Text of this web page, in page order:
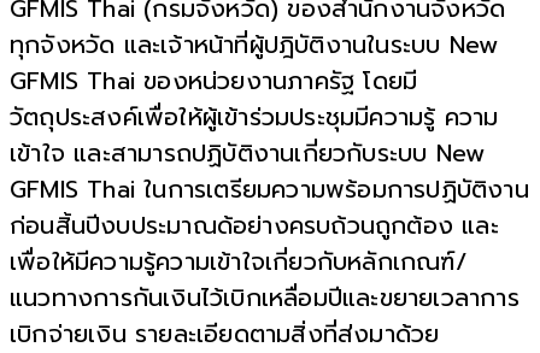
GFMIS Thai (กรมจังหวัด) ของสำนักงานจังหวัด
ทุกจังหวัด และเจ้าหน้าที่ผู้ปฎิบัติงานในระบบ New
GFMIS Thai ของหน่วยงานภาครัฐ โดยมี
วัตถุประสงค์เพื่อให้ผู้เข้าร่วมประชุมมีความรู้ ความ
เข้าใจ และสามารถปฏิบัติงานเกี่ยวกับระบบ New
GFMIS Thai ในการเตรียมความพร้อมการปฏิบัติงาน
ก่อนสิ้นปีงบประมาณด้อย่างครบถ้วนถูกต้อง และ
เพื่อให้มีความรู้ความเข้าใจเกี่ยวกับหลักเกณฑ์/
แนวทางการกันเงินไว้เบิกเหลื่อมปีและขยายเวลาการ
เบิกจ่ายเงิน รายละเอียดตามสิ่งที่ส่งมาด้วย